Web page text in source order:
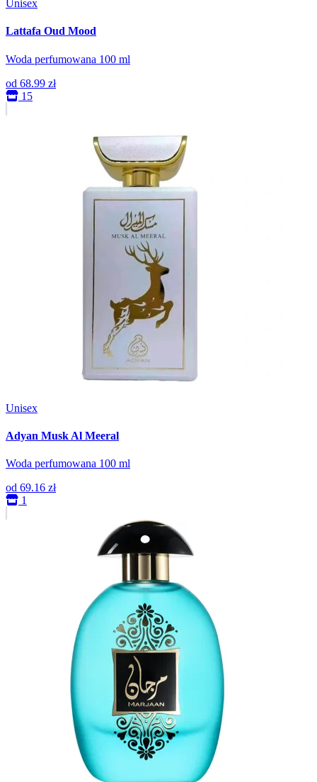
Unisex
Lattafa Oud Mood
Woda perfumowana 100 ml
od 68.99 zł
15
Unisex
Adyan Musk Al Meeral
Woda perfumowana 100 ml
od 69.16 zł
1